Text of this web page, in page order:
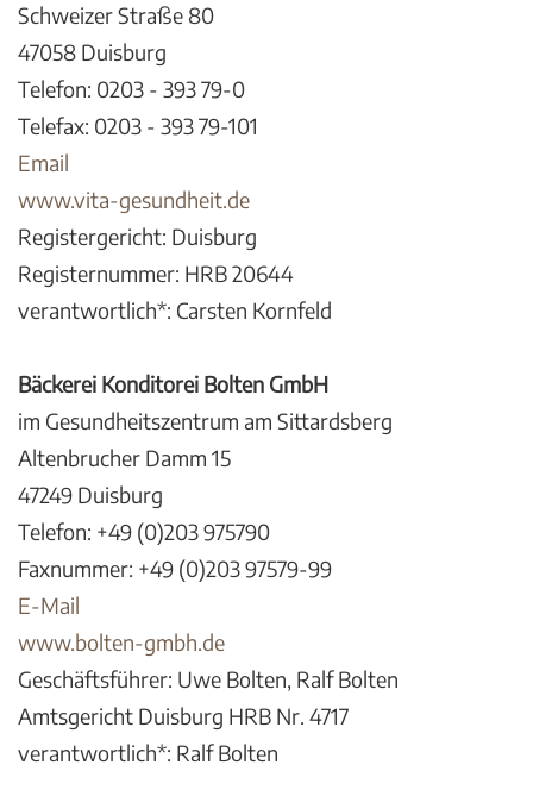
Schweizer Straße 80
47058 Duisburg
Telefon: 0203 - 393 79-0
Telefax: 0203 - 393 79-101
Email
www.vita-gesundheit.de
Registergericht: Duisburg
Registernummer: HRB 20644
verantwortlich*: Carsten Kornfeld
Bäckerei Konditorei Bolten GmbH
im Gesundheitszentrum am Sittardsberg
Altenbrucher Damm 15
47249 Duisburg
Telefon: +49 (0)203 975790
Faxnummer: +49 (0)203 97579-99
E-Mail
www.bolten-gmbh.de
Geschäftsführer: Uwe Bolten, Ralf Bolten
Amtsgericht Duisburg HRB Nr. 4717
verantwortlich*: Ralf Bolten